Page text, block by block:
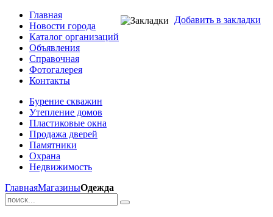
Добавить в закладки
Главная
Новости города
Каталог организаций
Объявления
Справочная
Фотогалерея
Контакты
Бурение скважин
Утепление домов
Пластиковые окна
Продажа дверей
Памятники
Охрана
Недвижимость
ГлавнаяМагазиныОдежда